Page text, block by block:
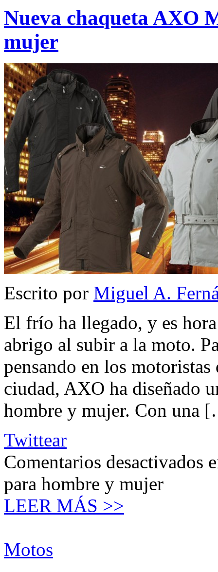
Nueva chaqueta AXO
mujer
Escrito por Miguel A.
El frío ha llegado, y es
abrigo al subir a la moto.
pensando en los
ciudad, AXO ha diseñado
hombre y mujer. Con una
Twittear
Comentarios desactivados
para hombre y mujer
LEER MÁS >>
Motos